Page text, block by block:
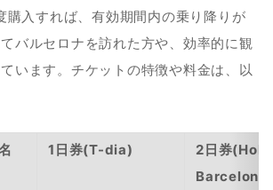
購入すれば、有効期間内の乗り降りが
バルセロナを訪れた方や、効率的に観
います。チケットの特徴や料金は、以
1日券(T-dia)
2日券(Hola
Barcelona